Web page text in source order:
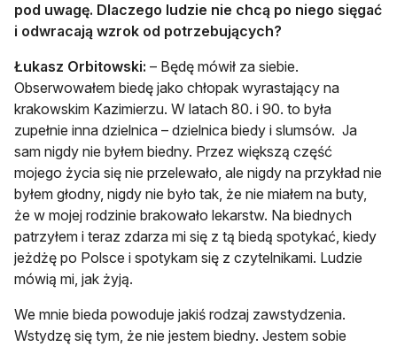
pod uwagę. Dlaczego ludzie nie chcą po niego sięgać
i odwracają wzrok od potrzebujących?
Łukasz Orbitowski: – Będę mówił za siebie.
Obserwowałem biedę jako chłopak wyrastający na
krakowskim Kazimierzu. W latach 80. i 90. to była
zupełnie inna dzielnica – dzielnica biedy i slumsów. Ja
sam nigdy nie byłem biedny. Przez większą część
mojego życia się nie przelewało, ale nigdy na przykład nie
byłem głodny, nigdy nie było tak, że nie miałem na buty,
że w mojej rodzinie brakowało lekarstw. Na biednych
patrzyłem i teraz zdarza mi się z tą biedą spotykać, kiedy
jeżdżę po Polsce i spotykam się z czytelnikami. Ludzie
mówią mi, jak żyją.
We mnie bieda powoduje jakiś rodzaj zawstydzenia.
Wstydzę się tym, że nie jestem biedny. Jestem sobie